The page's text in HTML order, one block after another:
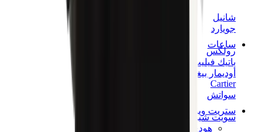
شانيل
جويارد
ساعات
رولكس
باتيك فيليب
أوديمار بيغيه
Cartier
سواتش
ستريت وير
سويت شيرت وهوديز
هودي كروم هارتس